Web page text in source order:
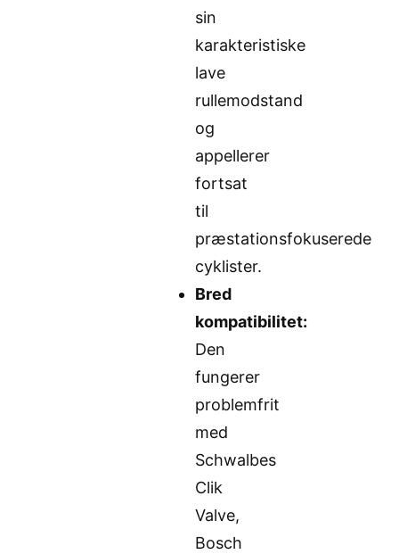
sin
karakteristiske
lave
rullemodstand
og
appellerer
fortsat
til
præstationsfokuserede
cyklister.
Bred
kompatibilitet:
Den
fungerer
problemfrit
med
Schwalbes
Clik
Valve,
Bosch